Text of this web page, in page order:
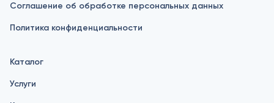
Соглашение об обработке персональных данных
Политика конфиденциальности
Каталог
Услуги